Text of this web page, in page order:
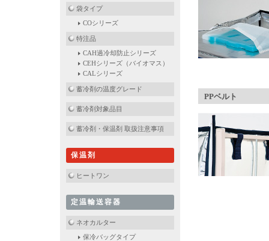
PPベルト
袋タイプ
COシリーズ
特注品
CAH過冷却防止シリーズ
CEHシリーズ（バイオマス）
CALシリーズ
蓄冷剤の温度グレード
蓄冷剤対象品目
蓄冷剤・保温剤 取扱注意事項
保温剤
ヒートワン
定温輸送容器
ネオカルター
保冷バッグタイプ